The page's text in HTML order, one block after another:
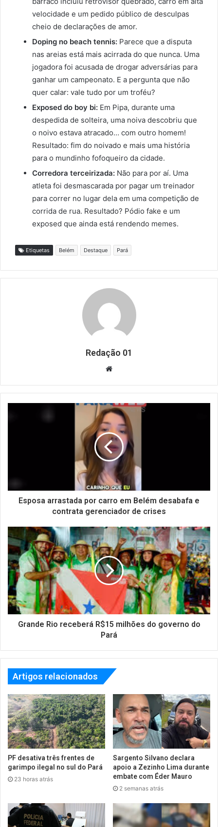
velocidade e um pedido público de desculpas
cheio de declarações de amor.
Doping no beach tennis: Parece que a disputa
nas areias está mais acirrada do que nunca. Uma
jogadora foi acusada de drogar adversárias para
ganhar um campeonato. E a pergunta que não
quer calar: vale tudo por um troféu?
Exposed do boy bi: Em Pipa, durante uma
despedida de solteira, uma noiva descobriu que
o noivo estava atracado… com outro homem!
Resultado: fim do noivado e mais uma história
para o mundinho fofoqueiro da cidade.
Corredora terceirizada: Não para por aí. Uma
atleta foi desmascarada por pagar um treinador
para correr no lugar dela em uma competição de
corrida de rua. Resultado? Pódio fake e um
exposed que ainda está rendendo memes.
Etiquetas Belém Destaque Pará
Redação 01
Website
Esposa arrastada por carro em Belém desabafa e
contrata gerenciador de crises
Grande Rio receberá R$15 milhões do governo do
Pará
Artigos relacionados
PF desativa três frentes de
garimpo ilegal no sul do Pará
23 horas atrás
Sargento Silvano declara
apoio a Zezinho Lima durante
embate com Éder Mauro
2 semanas atrás